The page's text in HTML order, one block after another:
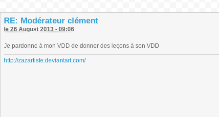
RE: Modérateur clément
le 26 August 2013 - 09:06
Je pardonne à mon VDD de donner des leçons à son VDD
http://zazartiste.deviantart.com/